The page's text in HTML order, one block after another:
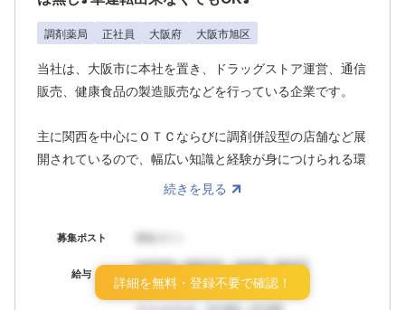
調剤薬局 正社員 大阪府 大阪市旭区
当社は、大阪市に本社を置き、ドラッグストア運営、通信
販売、健康食品の製造販売などを行っている企業です。
主に関西を中心にＯＴＣならびに調剤併設型の店舗など展
開されているので、幅広い知識と経験が身につけられる環
境です。常に新たな取組みを考え、関西を中心に新規出店
店舗年齢構成としては経験豊富40代～60代の方も活躍し
ており、お客様や患者様からは以前よりご利用いただいて
おり、安心してご来店いただいております。
続きを見る
募集ポスト 募集ポスト
給与
年収XXX～XXX万円 月給XX～XX万円
ボーナス：年X回
詳細を無料・登録不要で確認！